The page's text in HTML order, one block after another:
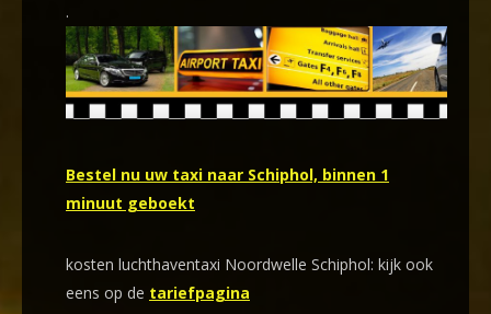
.
Bestel nu uw taxi naar Schiphol, binnen 1
minuut geboekt
kosten luchthaventaxi Noordwelle Schiphol: kijk ook
eens op de tariefpagina